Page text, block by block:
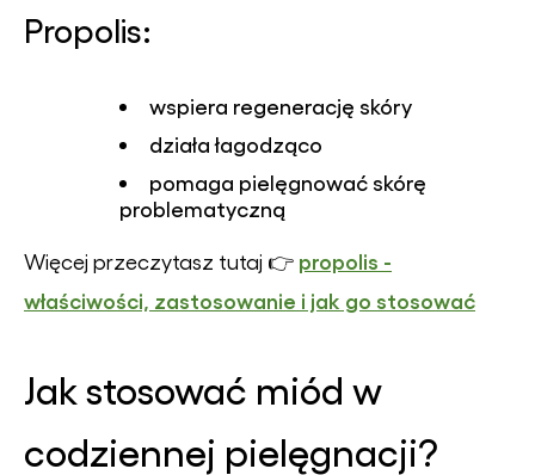
Propolis:
wspiera regenerację skóry
działa łagodząco
pomaga pielęgnować skórę
problematyczną
Więcej przeczytasz tutaj 👉 propolis -
właściwości, zastosowanie i jak go stosować
Jak stosować miód w
codziennej pielęgnacji?